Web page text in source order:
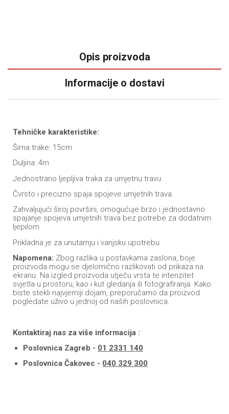
Opis proizvoda
Informacije o dostavi
Tehničke karakteristike:
Širna trake: 15cm
Duljina: 4m
Jednostrano ljepljiva traka za umjetnu travu.
Čvrsto i precizno spaja spojeve umjetnih trava.
Zahvaljujući široj površini, omogućuje brzo i jednostavno
spajanje spojeva umjetnih trava bez potrebe za dodatnim
ljepilom.
Prikladna je za unutarnju i vanjsku upotrebu.
Napomena: Zbog razlika u postavkama zaslona, boje
proizvoda mogu se djelomično razlikovati od prikaza na
ekranu. Na izgled proizvoda utječu vrsta te intenzitet
svjetla u prostoru, kao i kut gledanja ili fotografiranja. Kako
biste stekli najvjerniji dojam, preporučamo da proizvod
pogledate uživo u jednoj od naših poslovnica.
Kontaktiraj nas za više informacija :
Poslovnica Zagreb - 01 2331 140
Poslovnica Čakovec - 040 329 300